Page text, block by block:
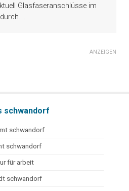
Glasfaseranschlüsse im
...
ANZEIGEN
schwandorf
schwandorf
schwandorf
für arbeit
schwandorf